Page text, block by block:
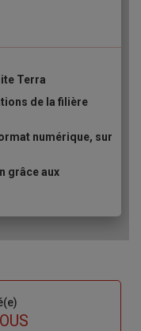
Terra
de la filière
numérique, sur
grâce aux